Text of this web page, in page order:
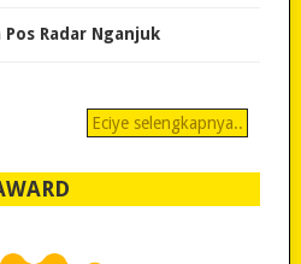
Pos Radar Nganjuk
Eciye selengkapnya..